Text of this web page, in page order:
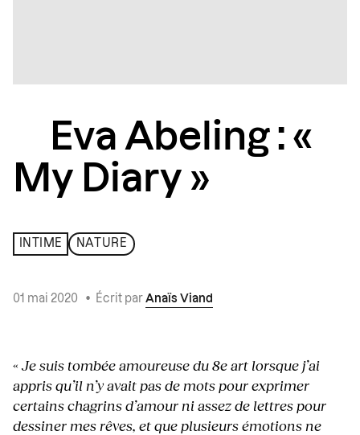
Eva Abeling : «
My Diary »
INTIME NATURE
01 mai 2020 • Écrit par Anaïs Viand
«Je suis tombée amoureuse du 8e art lorsque j’ai
appris qu’il n’y avait pas de mots pour exprimer
certains chagrins d’amour ni assez de lettres pour
dessiner mes rêves, et que plusieurs émotions ne